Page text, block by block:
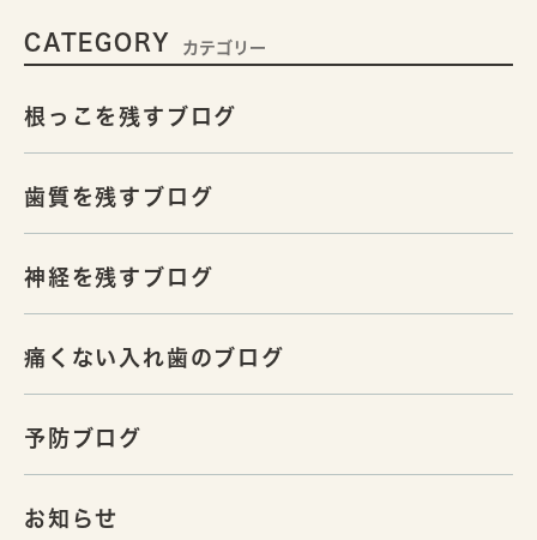
CATEGORY カテゴリー
根っこを残すブログ
歯質を残すブログ
神経を残すブログ
痛くない入れ歯のブログ
予防ブログ
お知らせ